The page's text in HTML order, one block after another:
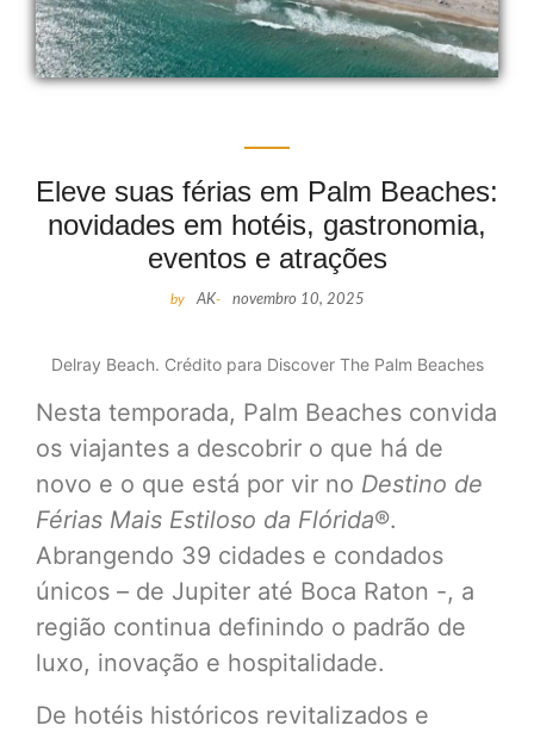
Eleve suas férias em Palm Beaches:
novidades em hotéis, gastronomia,
eventos e atrações
by AK- novembro 10, 2025
Delray Beach. Crédito para Discover The Palm Beaches
Nesta temporada, Palm Beaches convida
os viajantes a descobrir o que há de
novo e o que está por vir no Destino de
Férias Mais Estiloso da Flórida®.
Abrangendo 39 cidades e condados
únicos – de Jupiter até Boca Raton -, a
região continua definindo o padrão de
luxo, inovação e hospitalidade.
De hotéis históricos revitalizados e